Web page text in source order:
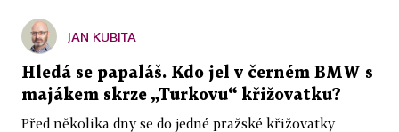
JAN KUBITA
Hledá se papaláš. Kdo jel v černém BMW s
majákem skrze „Turkovu“ křižovatku?
Před několika dny se do jedné pražské křižovatky